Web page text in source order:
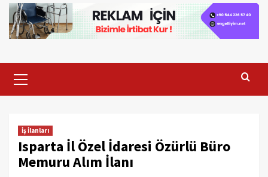
Menu
İş İlanları
Isparta İl Özel İdaresi Özürlü Büro
Memuru Alım İlanı